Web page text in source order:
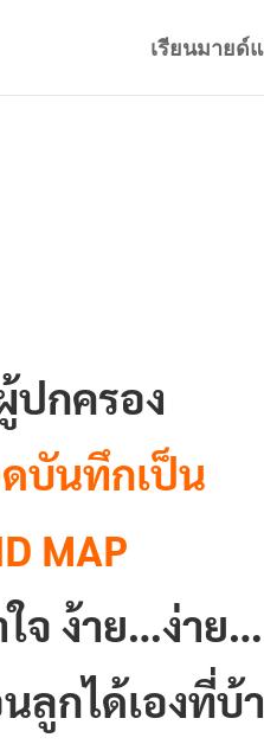
เรียนมายด์
ปกครอง
บันทึกเป็น
MAP
จ ง้าย…ง่าย…
ลูกได้เองที่บ้